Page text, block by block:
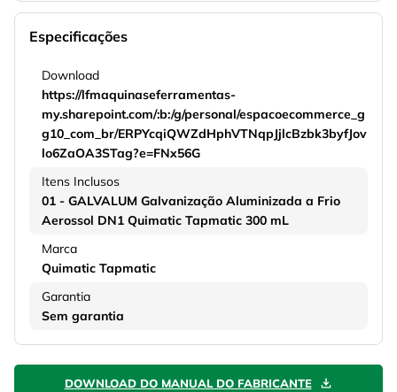
Especificações
Download
https://lfmaquinaseferramentas-
my.sharepoint.com/:b:/g/personal/espacoecommerce_g
g10_com_br/ERPYcqiQWZdHphVTNqpJjlcBzbk3byfJov
lo6ZaOA3STag?e=FNx56G
Itens Inclusos
01 - GALVALUM Galvanização Aluminizada a Frio
Aerossol DN1 Quimatic Tapmatic 300 mL
Marca
Quimatic Tapmatic
Garantia
Sem garantia
DOWNLOAD DO MANUAL DO FABRICANTE